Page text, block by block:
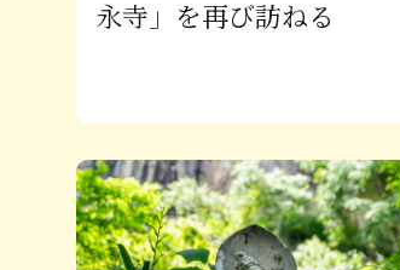
永寺」を再び訪ねる